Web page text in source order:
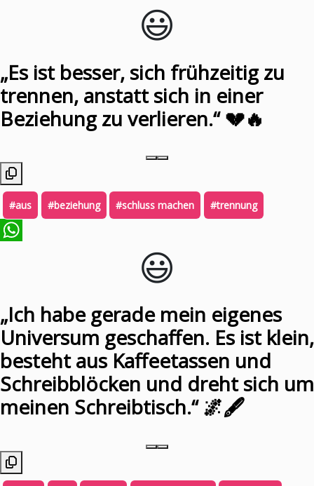
😃️
„Es ist besser, sich frühzeitig zu
trennen, anstatt sich in einer
Beziehung zu verlieren.“ 💔🔥
#aus #beziehung #schluss machen #trennung
😃️
„Ich habe gerade mein eigenes
Universum geschaffen. Es ist klein,
besteht aus Kaffeetassen und
Schreibblöcken und dreht sich um
meinen Schreibtisch.“ 🌌🖋️